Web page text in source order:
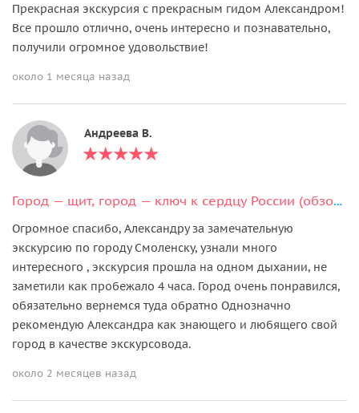
Прекрасная экскурсия с прекрасным гидом Александром!
Все прошло отлично, очень интересно и познавательно,
получили огромное удовольствие!
около 1 месяца назад
Андреева В.
Город — щит, город — ключ к сердцу России (обзорная экскурсия)
Огромное спасибо, Александру за замечательную
экскурсию по городу Смоленску, узнали много
интересного , экскурсия прошла на одном дыхании, не
заметили как пробежало 4 часа. Город очень понравился,
обязательно вернемся туда обратно Однозначно
рекомендую Александра как знающего и любящего свой
город в качестве экскурсовода.
около 2 месяцев назад